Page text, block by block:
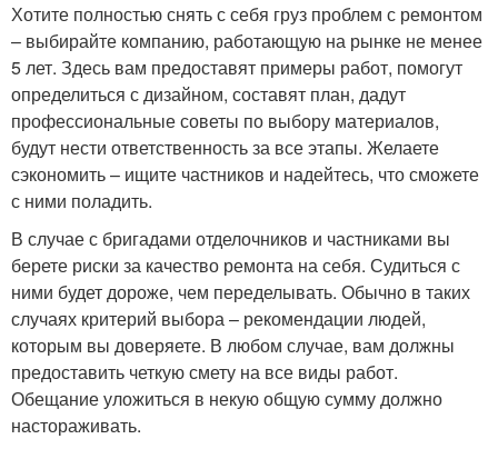
Хотите полностью снять с себя груз проблем с ремонтом
– выбирайте компанию, работающую на рынке не менее
5 лет. Здесь вам предоставят примеры работ, помогут
определиться с дизайном, составят план, дадут
профессиональные советы по выбору материалов,
будут нести ответственность за все этапы. Желаете
сэкономить – ищите частников и надейтесь, что сможете
с ними поладить.
В случае с бригадами отделочников и частниками вы
берете риски за качество ремонта на себя. Судиться с
ними будет дороже, чем переделывать. Обычно в таких
случаях критерий выбора – рекомендации людей,
которым вы доверяете. В любом случае, вам должны
предоставить четкую смету на все виды работ.
Обещание уложиться в некую общую сумму должно
настораживать.